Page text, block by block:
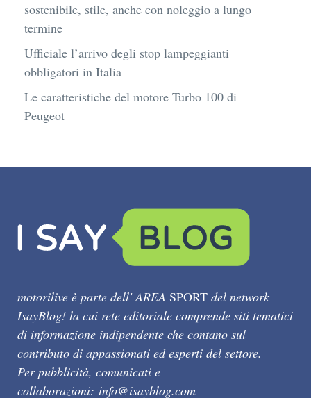
sostenibile, stile, anche con noleggio a lungo
termine
Ufficiale l’arrivo degli stop lampeggianti
obbligatori in Italia
Le caratteristiche del motore Turbo 100 di
Peugeot
motorilive è parte dell' AREA SPORT del network
IsayBlog! la cui rete editoriale comprende siti tematici
di informazione indipendente che contano sul
contributo di appassionati ed esperti del settore.
Per pubblicità, comunicati e
collaborazioni: info@isayblog.com